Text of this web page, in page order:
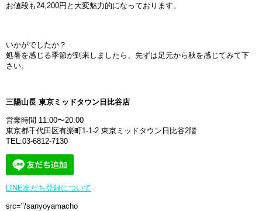
お値段も24,200円と大変魅力的になっております。
いかがでしたか？
処暑を感じる季節が到来しましたら、先ずは足元から秋を感じてみて下
さい。
三陽山長 東京ミッドタウン日比谷店
営業時間 11:00〜20:00
東京都千代田区有楽町1-1-2 東京ミッドタウン日比谷2階
TEL:03-6812-7130
LINE友だち登録について
src="/sanyoyamacho